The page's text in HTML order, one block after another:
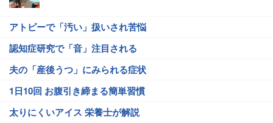
アトピーで「汚い」扱いされ苦悩
認知症研究で「音」注目される
夫の「産後うつ」にみられる症状
1日10回 お腹引き締まる簡単習慣
太りにくいアイス 栄養士が解説